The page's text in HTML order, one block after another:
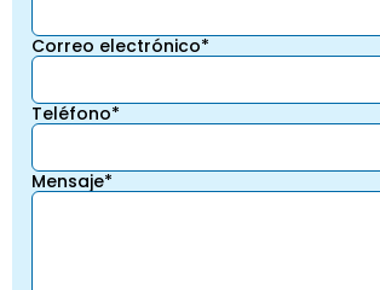
Correo electrónico*
Teléfono*
Mensaje*